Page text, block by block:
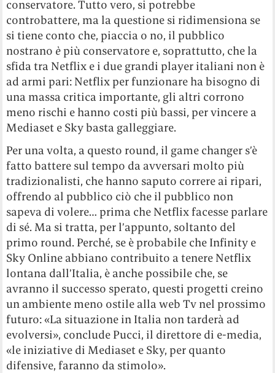
conservatore. Tutto vero, si potrebbe
controbattere, ma la questione si ridimensiona se
si tiene conto che, piaccia o no, il pubblico
nostrano è più conservatore e, soprattutto, che la
sfida tra Netflix e i due grandi player italiani non è
ad armi pari: Netflix per funzionare ha bisogno di
una massa critica importante, gli altri corrono
meno rischi e hanno costi più bassi, per vincere a
Mediaset e Sky basta galleggiare.
Per una volta, a questo round, il game changer s’è
fatto battere sul tempo da avversari molto più
tradizionalisti, che hanno saputo correre ai ripari,
offrendo al pubblico ciò che il pubblico non
sapeva di volere… prima che Netflix facesse parlare
di sé. Ma si tratta, per l’appunto, soltanto del
primo round. Perché, se è probabile che Infinity e
Sky Online abbiano contribuito a tenere Netflix
lontana dall’Italia, è anche possibile che, se
avranno il successo sperato, questi progetti creino
un ambiente meno ostile alla web Tv nel prossimo
futuro: «La situazione in Italia non tarderà ad
evolversi», conclude Pucci, il direttore di e-media,
«le iniziative di Mediaset e Sky, per quanto
difensive, faranno da stimolo».